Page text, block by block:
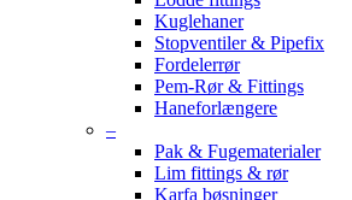
Kuglehaner
Stopventiler & Pipefix
Fordelerrør
Pem-Rør & Fittings
Haneforlængere
–
Pak & Fugematerialer
Lim fittings & rør
Karfa bøsninger